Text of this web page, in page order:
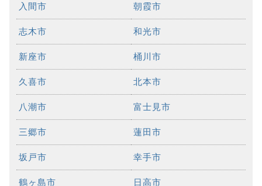
入間市 朝霞市
志木市 和光市
新座市 桶川市
久喜市 北本市
八潮市 富士見市
三郷市 蓮田市
坂戸市 幸手市
鶴ヶ島市 日高市